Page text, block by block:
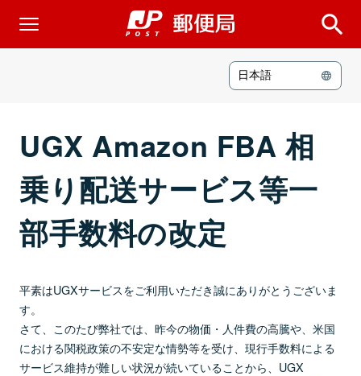
日本語
UGX Amazon FBA 相
乗り配送サービス等一
部手数料の改定
平素はUGXサービスをご利用いただき誠にありがとうございま
す。
さて、このたび弊社では、昨今の物価・人件費の高騰や、米国
における関税政策の不安定な情勢等を受け、現行手数料による
サービス維持が難しい状況が続いていることから、UGX